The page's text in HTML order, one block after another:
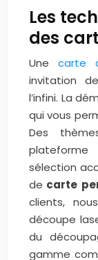
Les
des
Une carte
invitation
l’infini. La
qui vous
Des
sélection
de carte
clients,
découpe
du
gamme